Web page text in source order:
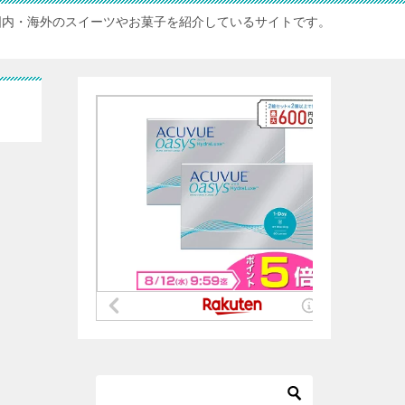
・海外のスイーツやお菓子を紹介しているサイトです。